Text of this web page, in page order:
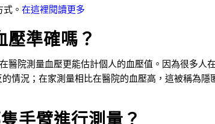
。 在這裡閱讀更多
壓準確嗎？
醫院測量血壓更能估計個人的血壓值。因為很多人
情況；在家測量相比在醫院的血壓高，這被稱為隱
手臂進行測量？